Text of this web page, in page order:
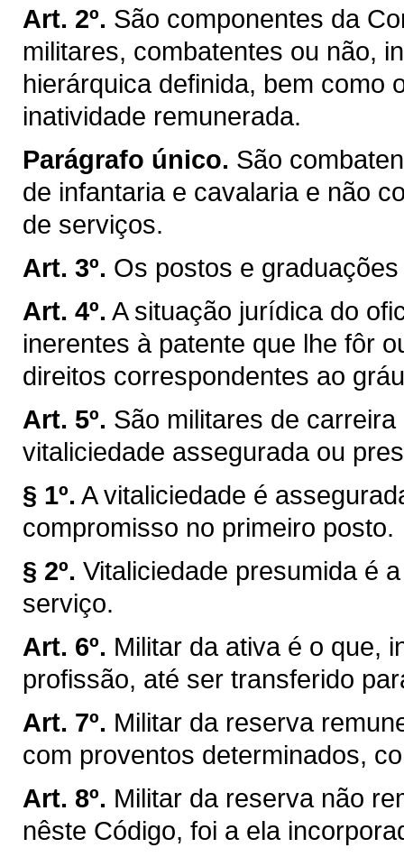
Art. 2º. São componentes da
militares, combatentes ou não,
hierárquica definida, bem como
inatividade remunerada.
Parágrafo único. São
de infantaria e cavalaria e não
de serviços.
Art. 3º. Os postos e
Art. 4º. A situação jurídica do
inerentes à patente que lhe fôr
direitos correspondentes ao
Art. 5º. São militares de
vitaliciedade assegurada ou
§ 1º. A vitaliciedade é
compromisso no primeiro posto.
§ 2º. Vitaliciedade presumida é
serviço.
Art. 6º. Militar da ativa é o que,
profissão, até ser transferido
Art. 7º. Militar da reserva
com proventos determinados,
Art. 8º. Militar da reserva não
nêste Código, foi a ela